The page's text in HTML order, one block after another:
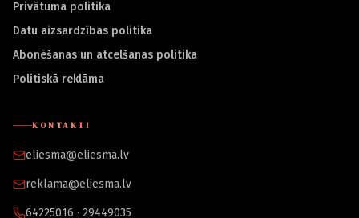
Privātuma politika
Datu aizsardzības politika
Abonēšanas un atcelšanas politika
Politiskā reklāma
KONTAKTI
eliesma@eliesma.lv
reklama@eliesma.lv
64225016 · 29449035